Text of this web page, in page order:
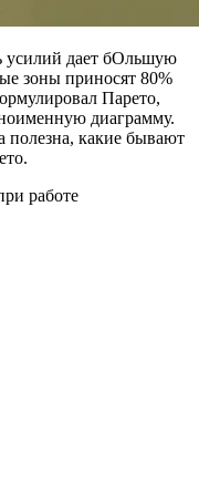
усилий дает бОльшую
зоны приносят 80%
Парето,
диаграмму.
полезна, какие бывают
работе